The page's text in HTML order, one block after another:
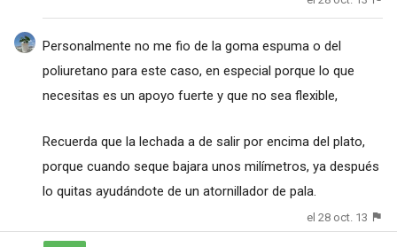
Personalmente no me fio de la goma espuma o del
poliuretano para este caso, en especial porque lo que
necesitas es un apoyo fuerte y que no sea flexible,
Recuerda que la lechada a de salir por encima del plato,
porque cuando seque bajara unos milímetros, ya después
lo quitas ayudándote de un atornillador de pala.
el 28 oct. 13